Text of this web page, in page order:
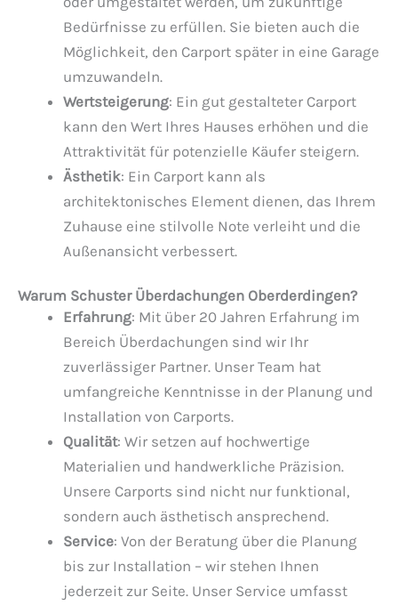
Bedürfnisse zu erfüllen. Sie bieten auch die
Möglichkeit, den Carport später in eine Garage
umzuwandeln.
Wertsteigerung: Ein gut gestalteter Carport
kann den Wert Ihres Hauses erhöhen und die
Attraktivität für potenzielle Käufer steigern.
Ästhetik: Ein Carport kann als
architektonisches Element dienen, das Ihrem
Zuhause eine stilvolle Note verleiht und die
Außenansicht verbessert.
Warum Schuster Überdachungen Oberderdingen?
Erfahrung: Mit über 20 Jahren Erfahrung im
Bereich Überdachungen sind wir Ihr
zuverlässiger Partner. Unser Team hat
umfangreiche Kenntnisse in der Planung und
Installation von Carports.
Qualität: Wir setzen auf hochwertige
Materialien und handwerkliche Präzision.
Unsere Carports sind nicht nur funktional,
sondern auch ästhetisch ansprechend.
Service: Von der Beratung über die Planung
bis zur Installation – wir stehen Ihnen
jederzeit zur Seite. Unser Service umfasst